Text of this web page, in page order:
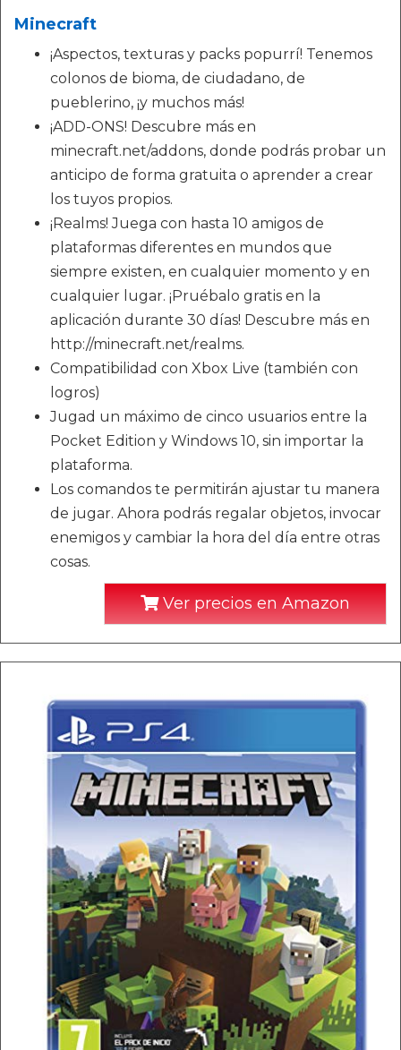
Minecraft
¡Aspectos, texturas y packs popurrí! Tenemos
colonos de bioma, de ciudadano, de
pueblerino, ¡y muchos más!
¡ADD-ONS! Descubre más en
minecraft.net/addons, donde podrás probar un
anticipo de forma gratuita o aprender a crear
los tuyos propios.
¡Realms! Juega con hasta 10 amigos de
plataformas diferentes en mundos que
siempre existen, en cualquier momento y en
cualquier lugar. ¡Pruébalo gratis en la
aplicación durante 30 días! Descubre más en
http://minecraft.net/realms.
Compatibilidad con Xbox Live (también con
logros)
Jugad un máximo de cinco usuarios entre la
Pocket Edition y Windows 10, sin importar la
plataforma.
Los comandos te permitirán ajustar tu manera
de jugar. Ahora podrás regalar objetos, invocar
enemigos y cambiar la hora del día entre otras
cosas.
Ver precios en Amazon